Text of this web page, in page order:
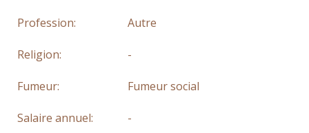
Profession: Autre
Religion: -
Fumeur: Fumeur social
Salaire annuel: -